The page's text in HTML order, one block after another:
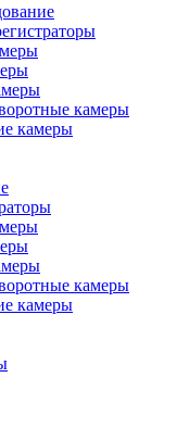
камеры
камеры
камеры
камеры